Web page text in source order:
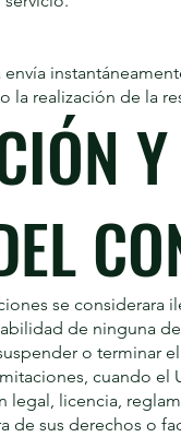
envía
la realización de la
se
de ninguna
o terminar
cuando
licencia,
de sus derechos o